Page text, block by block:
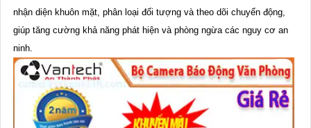
nhận diện khuôn mặt, phân loại đối tượng và theo dõi chuyển động,
giúp tăng cường khả năng phát hiện và phòng ngừa các nguy cơ an
ninh.